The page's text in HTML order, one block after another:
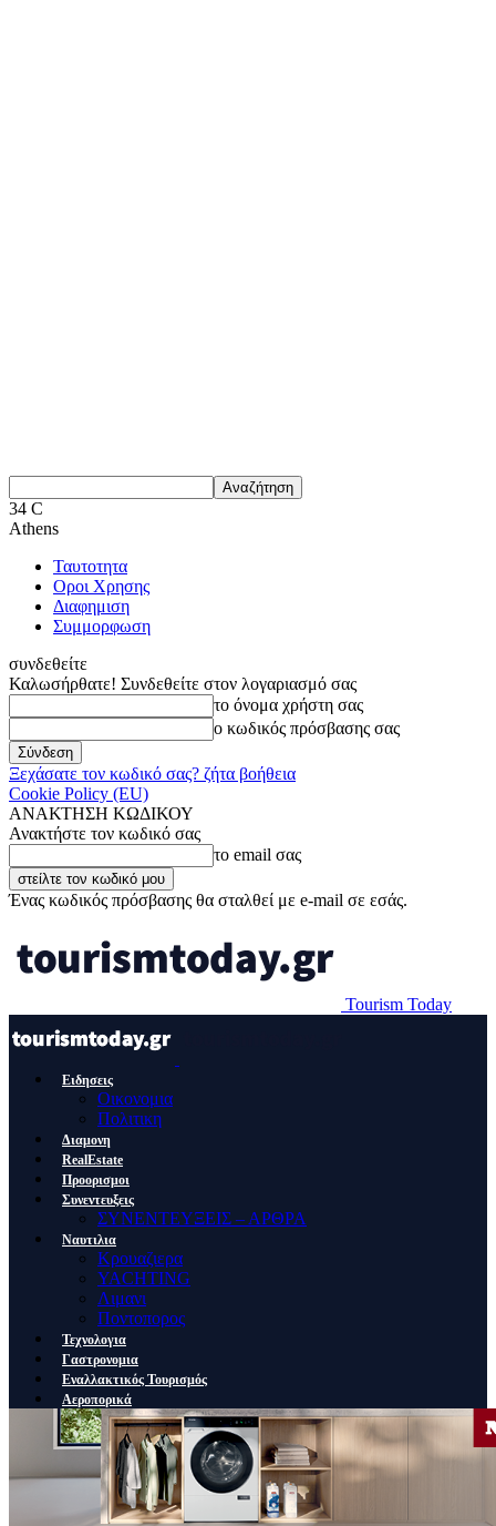
34 C
Athens
Ταυτοτητα
Οροι Χρησης
Διαφημιση
Συμμορφωση
συνδεθείτε
Καλωσήρθατε! Συνδεθείτε στον λογαριασμό σας
το όνομα χρήστη σας
ο κωδικός πρόσβασης σας
Ξεχάσατε τον κωδικό σας? ζήτα βοήθεια
Cookie Policy (EU)
ΑΝΑΚΤΗΣΗ ΚΩΔΙΚΟΥ
Ανακτήστε τον κωδικό σας
το email σας
Ένας κωδικός πρόσβασης θα σταλθεί με e-mail σε εσάς.
Tourism Today
Ειδησεις
Οικονομια
Πολιτικη
Διαμονη
RealEstate
Προορισμοι
Συνεντευξεις
ΣΥΝΕΝΤΕΥΞΕΙΣ – ΑΡΘΡΑ
Ναυτιλια
Κρουαζιερα
YACHTING
Λιμανι
Ποντοπορος
Τεχνολογια
Γαστρονομια
Εναλλακτικός Τουρισμός
Αεροπορικά